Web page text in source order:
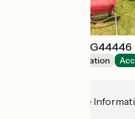
Gîte de groupe
Group accommodation
Haben Sie eine